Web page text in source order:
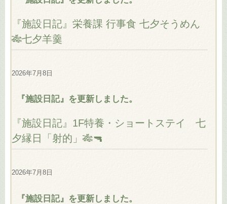
『施設日記』栄養課 行事食 七夕そうめん
🎋七夕羊羹
2026年7月8日
『施設日記』を更新しました。
『施設日記』1F特養・ショートステイ 七
夕縁日「射的」🎋🔫
2026年7月8日
『施設日記』を更新しました。